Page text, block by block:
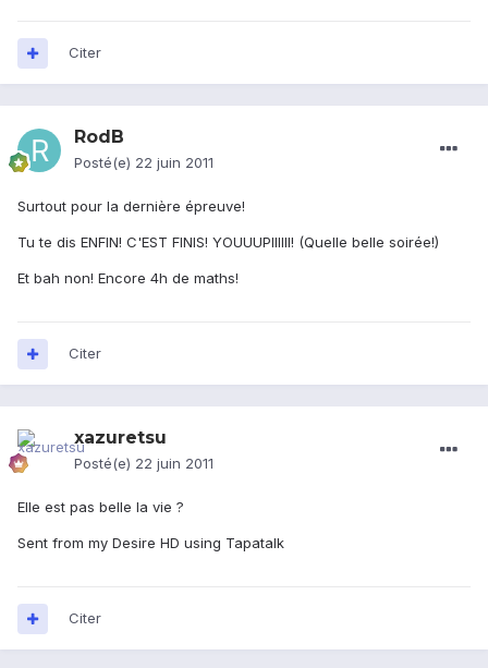
Citer
RodB
Posté(e) 22 juin 2011
Surtout pour la dernière épreuve!
Tu te dis ENFIN! C'EST FINIS! YOUUUPIIIIII! (Quelle belle soirée!)
Et bah non! Encore 4h de maths!
Citer
xazuretsu
Posté(e) 22 juin 2011
Elle est pas belle la vie ?
Sent from my Desire HD using Tapatalk
Citer